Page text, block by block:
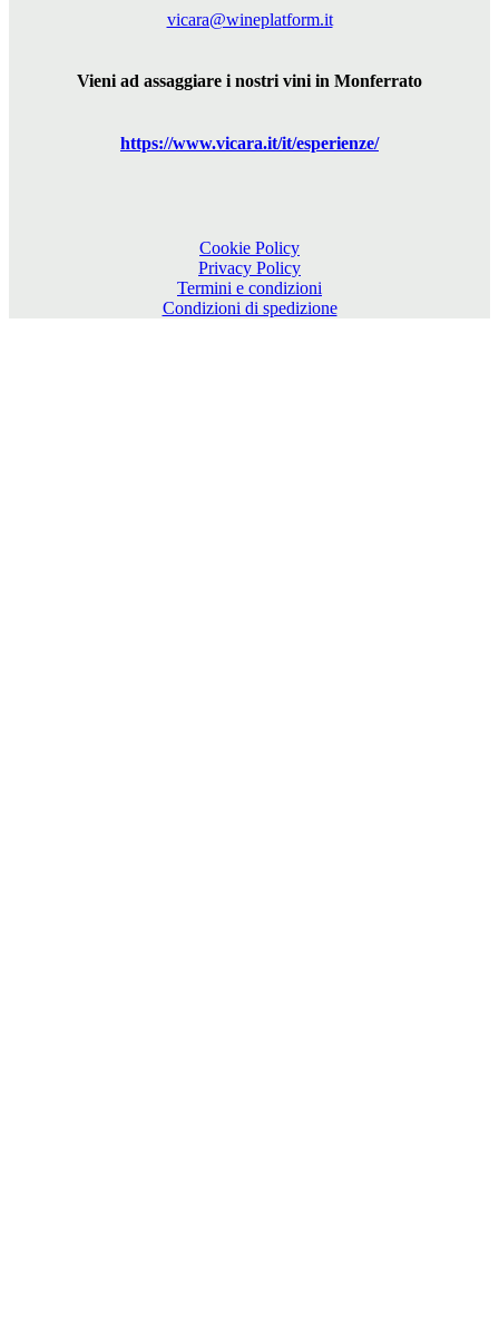
vicara@wineplatform.it
Vieni ad assaggiare i nostri vini in Monferrato
https://www.vicara.it/it/esperienze/
Cookie Policy
Privacy Policy
Termini e condizioni
Condizioni di spedizione